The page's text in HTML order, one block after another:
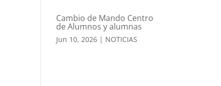
Cambio de Mando Centro
de Alumnos y alumnas
Jun 10, 2026 | NOTICIAS